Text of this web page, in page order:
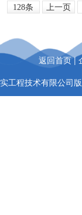
128条 上一页
返回首页|
工程技术有限公司